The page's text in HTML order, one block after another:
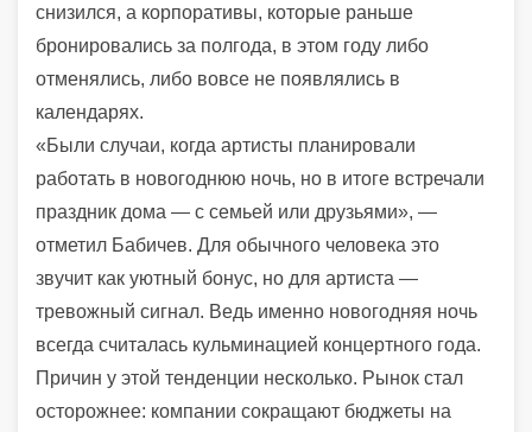
снизился, а корпоративы, которые раньше
бронировались за полгода, в этом году либо
отменялись, либо вовсе не появлялись в
календарях.
«Были случаи, когда артисты планировали
работать в новогоднюю ночь, но в итоге встречали
праздник дома — с семьей или друзьями», —
отметил Бабичев. Для обычного человека это
звучит как уютный бонус, но для артиста —
тревожный сигнал. Ведь именно новогодняя ночь
всегда считалась кульминацией концертного года.
Причин у этой тенденции несколько. Рынок стал
осторожнее: компании сокращают бюджеты на